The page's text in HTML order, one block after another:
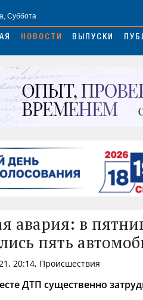
Суббота
НОВОСТИ ВЫПУСКИ
авария: в
пять
20:14, Происшествия
ДТП существенно